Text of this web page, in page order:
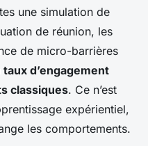
une simulation de
de réunion, les
de micro-barrières
taux d’engagement
classiques. Ce n’est
expérientiel,
les comportements.